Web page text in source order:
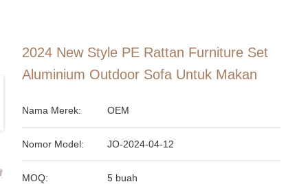
2024 New Style PE Rattan Furniture Set
Aluminium Outdoor Sofa Untuk Makan
Nama Merek: OEM
Nomor Model: JO-2024-04-12
MOQ: 5 buah